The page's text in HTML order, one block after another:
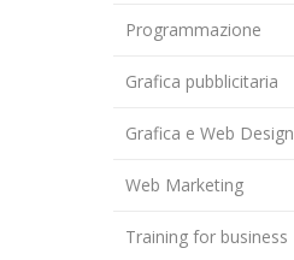
Programmazione
Grafica pubblicitaria
Grafica e Web Design
Web Marketing
Training for business